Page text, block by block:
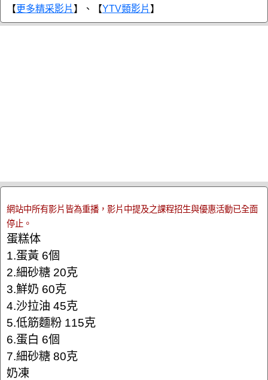
【更多精采影片 】、【YTV類影片 】
網站中所有影片皆為重播，影片中提及之課程招生與優惠活動已全面
停止。
蛋糕体
1.蛋黃 6個
2.細砂糖 20克
3.鮮奶 60克
4.沙拉油 45克
5.低筋麵粉 115克
6.蛋白 6個
7.細砂糖 80克
奶凍